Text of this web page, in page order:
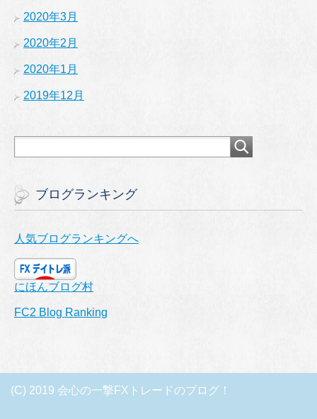
2020年3月
2020年2月
2020年1月
2019年12月
ブログランキング
人気ブログランキングへ
にほんブログ村
FC2 Blog Ranking
(C) 2019 会心の一撃FXトレードのブログ！